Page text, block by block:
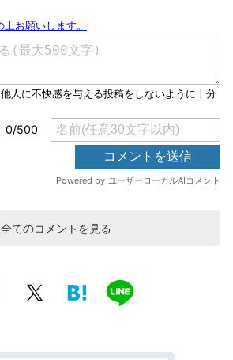
全てのコメントを見る